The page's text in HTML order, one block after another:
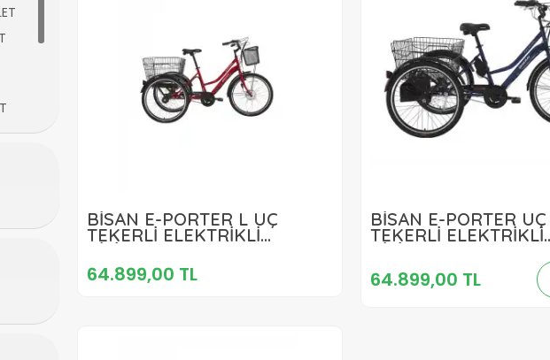
BİSAN E-PORTER L ÜÇ
TEKERLİ ELEKTRİKLİ
BİSİKLET 44CM V 24 JANT
NEX.3 VİTES BAYRAK
KIRMIZI BEYAZ
64.899,00 TL
64.899,00 TL
Sepete Ekle
BİSAN E-PORTER ÜÇ
TEKERLİ ELEKTRİKLİ
BİSİKLET 44CM V 24
VİTES LACİVERT
64.899,00 TL
64.899,00 TL